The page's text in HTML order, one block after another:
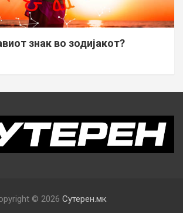
знак во зодијакот?
© 2026 Сутерен.мк